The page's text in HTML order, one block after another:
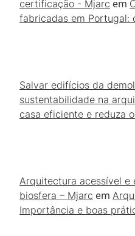
certificação - Mjarc em
fabricadas em Portugal:
Salvar edifícios da
sustentabilidade na
casa eficiente e reduza
Arquitectura acessível e
biosfera – Mjarc em
Importância e boas